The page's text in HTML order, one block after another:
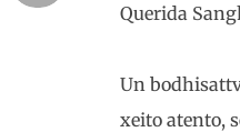
Querida
Un
xeito atento,